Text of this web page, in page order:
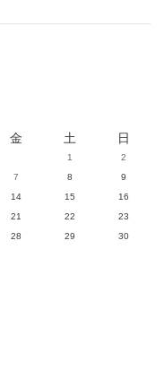
金 土 日
1
2
7 8
9
14 15
16
21 22
23
28 29
30